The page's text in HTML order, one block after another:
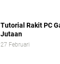
Tutorial Rakit PC
Jutaan
27 Februari